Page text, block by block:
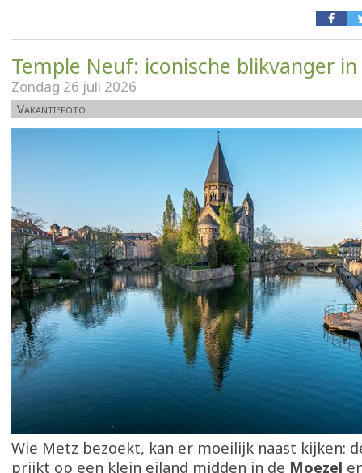
Temple Neuf: iconische blikvanger
Zondag 26 juli 2026
Vakantiefoto
Wie Metz bezoekt, kan er moeilijk naast kijken:
prijkt op een klein eiland midden in de Moezel